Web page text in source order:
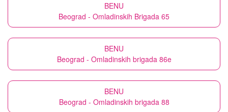
BENU
Beograd - Omladinskih Brigada 65
BENU
Beograd - Omladinskih brigada 86e
BENU
Beograd - Omladinskih brigada 88